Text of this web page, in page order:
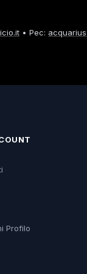
• Pec:
Profilo